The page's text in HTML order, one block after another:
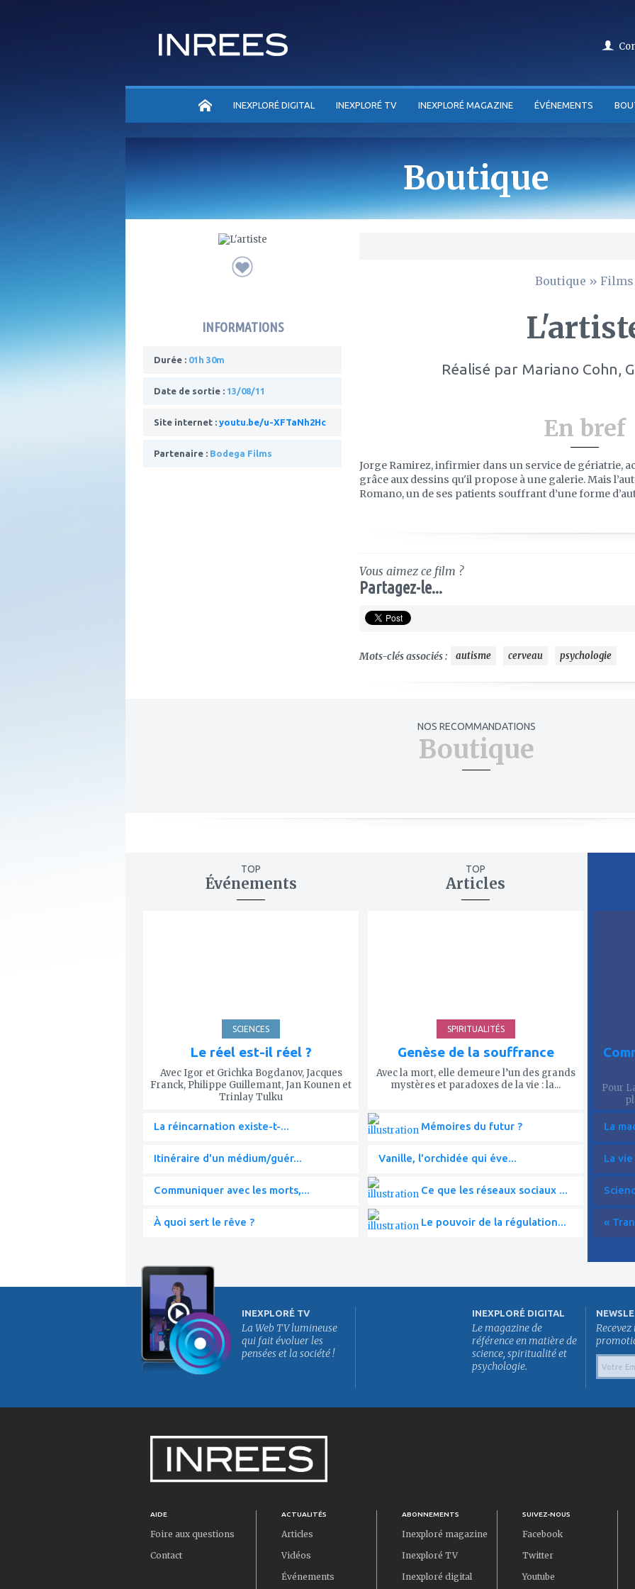
ACCUEILINEXPLORÉ DIGITAL INEXPLORÉ TV INEXPLORÉ MAGAZINE ÉVÉNEMENTS
Boutique
INFORMATIONS
Durée : 01h 30m
Date de sortie : 13/08/11
Site internet : youtu.be/u-XFTaNh2Hc
Partenaire : Bodega Films
Boutique » Films
Réalisé par Mariano Cohn,
En bref
Jorge Ramirez, infirmier dans un service de gériatrie,
grâce aux dessins qu'il propose à une galerie. Mais
Romano, un de ses patients souffrant d’une forme
Vous aimez ce film ?
Partagez-le...
Mots-clés associés : autisme cerveau psychologie
NOS RECOMMANDATIONS
Boutique
TOP
Événements
SCIENCES
Le réel est-il réel ?
Avec Igor et Grichka Bogdanov, Jacques
Franck, Philippe Guillemant, Jan Kounen et
Trinlay Tulku
La réincarnation existe-t-...
Itinéraire d'un médium/guér...
Communiquer avec les morts,...
À quoi sert le rêve ?
TOP
Articles
SPIRITUALITÉS
Genèse de la souffrance
Avec la mort, elle demeure l’un des grands
mystères et paradoxes de la vie : la...
Mémoires du futur ?
Vanille, l'orchidée qui éve...
Ce que les réseaux sociaux ...
Le pouvoir de la régulation...
Pour
La
La
«
INEXPLORÉ TV
La Web TV lumineuse
qui fait évoluer les
pensées et la société !
INEXPLORÉ DIGITAL
Le magazine de
référence en matière de
science, spiritualité et
psychologie.
AIDE
Foire aux questions
Contact
ACTUALITÉS
Articles
Vidéos
Événements
ABONNEMENTS
Inexploré magazine
Inexploré TV
Inexploré digital
SUIVEZ-NOUS
Facebook
Twitter
Youtube